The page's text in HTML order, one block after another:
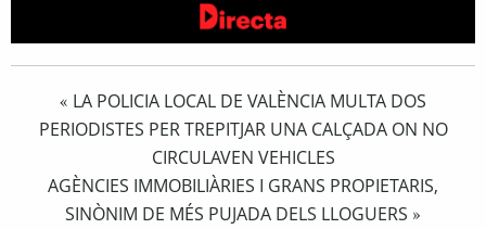
« LA POLICIA LOCAL DE VALÈNCIA MULTA DOS
PERIODISTES PER TREPITJAR UNA CALÇADA ON NO
CIRCULAVEN VEHICLES
AGÈNCIES IMMOBILIÀRIES I GRANS PROPIETARIS,
SINÒNIM DE MÉS PUJADA DELS LLOGUERS »